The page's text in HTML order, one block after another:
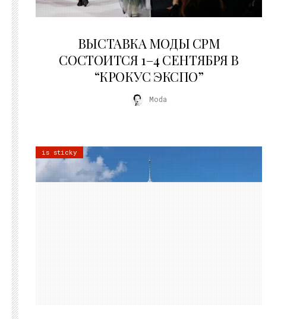
ВЫСТАВКА МОДЫ CPM
СОСТОИТСЯ 1–4 СЕНТЯБРЯ В
“КРОКУС ЭКСПО”
Moda
is sticky